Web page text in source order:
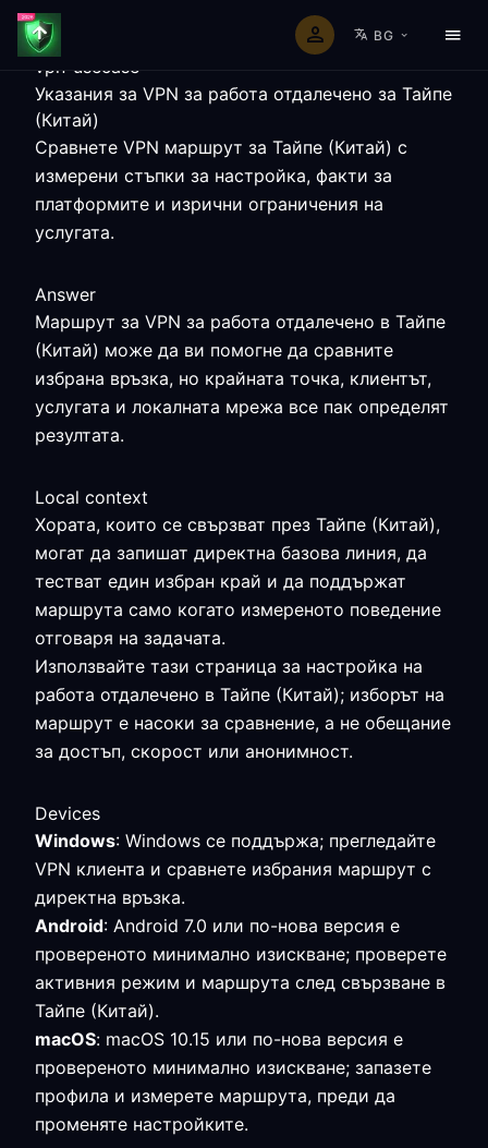
BG
vpn-usecase
Указания за VPN за работа отдалечено за Тайпе
(Китай)
Сравнете VPN маршрут за Тайпе (Китай) с
измерени стъпки за настройка, факти за
платформите и изрични ограничения на
услугата.
Answer
Маршрут за VPN за работа отдалечено в Тайпе
(Китай) може да ви помогне да сравните
избрана връзка, но крайната точка, клиентът,
услугата и локалната мрежа все пак определят
резултата.
Local context
Хората, които се свързват през Тайпе (Китай),
могат да запишат директна базова линия, да
тестват един избран край и да поддържат
маршрута само когато измереното поведение
отговаря на задачата.
Използвайте тази страница за настройка на
работа отдалечено в Тайпе (Китай); изборът на
маршрут е насоки за сравнение, а не обещание
за достъп, скорост или анонимност.
Devices
Windows: Windows се поддържа; прегледайте
VPN клиента и сравнете избрания маршрут с
директна връзка.
Android: Android 7.0 или по-нова версия е
провереното минимално изискване; проверете
активния режим и маршрута след свързване в
Тайпе (Китай).
macOS: macOS 10.15 или по-нова версия е
провереното минимално изискване; запазете
профила и измерете маршрута, преди да
променяте настройките.